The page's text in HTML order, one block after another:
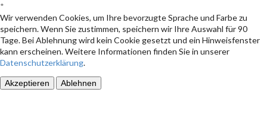
*
Wir verwenden Cookies, um Ihre bevorzugte Sprache und Farbe zu
speichern. Wenn Sie zustimmen, speichern wir Ihre Auswahl für 90
Tage. Bei Ablehnung wird kein Cookie gesetzt und ein Hinweisfenster
kann erscheinen. Weitere Informationen finden Sie in unserer
Datenschutzerklärung.
Akzeptieren Ablehnen